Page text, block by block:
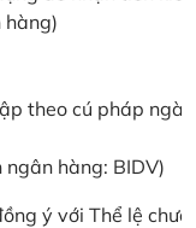
hàng)
theo cú pháp
ngân hàng: BIDV)
ý với Thể lệ